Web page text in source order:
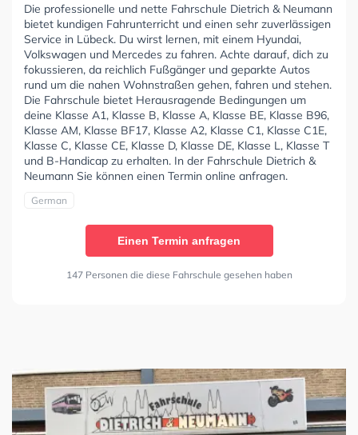
Die professionelle und nette Fahrschule Dietrich & Neumann
bietet kundigen Fahrunterricht und einen sehr zuverlässigen
Service in Lübeck. Du wirst lernen, mit einem Hyundai,
Volkswagen und Mercedes zu fahren. Achte darauf, dich zu
fokussieren, da reichlich Fußgänger und geparkte Autos
rund um die nahen Wohnstraßen gehen, fahren und stehen.
Die Fahrschule bietet Herausragende Bedingungen um
deine Klasse A1, Klasse B, Klasse A, Klasse BE, Klasse B96,
Klasse AM, Klasse BF17, Klasse A2, Klasse C1, Klasse C1E,
Klasse C, Klasse CE, Klasse D, Klasse DE, Klasse L, Klasse T
und B-Handicap zu erhalten. In der Fahrschule Dietrich &
Neumann Sie können einen Termin online anfragen.
German
Einen Termin anfragen
147 Personen die diese Fahrschule gesehen haben